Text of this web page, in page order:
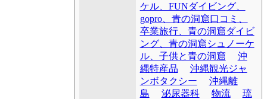
ケル、FUNダイビング、
gopro、青の洞窟口コミ、
卒業旅行、青の洞窟ダイビ
ング、青の洞窟シュノーケ
ル、子供と青の洞窟
沖
縄特産品
沖縄観光ジャ
ンボタクシー
沖縄離
島
泌尿器科 物流
琉